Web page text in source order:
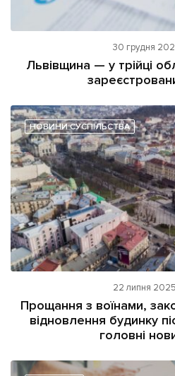
30 грудня
Львівщина — у трійці
НОВИНИ СУСПІЛЬСТВА
22 липня
Прощання з воїнами,
відновлення будинку
головні